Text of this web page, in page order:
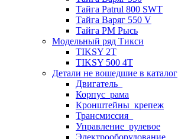
Тайга Patrul 800 SWT
Тайга Варяг 550 V
Тайга РМ Рысь
Модельный ряд Тикси
TIKSY 2T
TIKSY 500 4T
Детали не вошедшие в каталог
Двигатель_
Корпус_рама
Кронштейны_крепеж
Трансмиссия_
Управление_рулевое
Электрооборудование_